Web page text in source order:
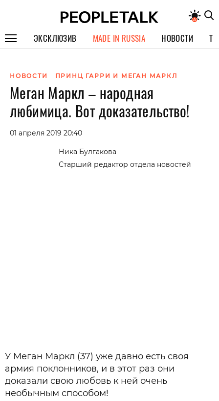
ЭКСКЛЮЗИВ
СПЕЦПРОЕКТЫ
ИНТЕРВЬЮ
ПОКОЛЕНИЕ
MADE IN RUSSIA НОВОСТИ
НОВОСТИ ПРИНЦ ГАРРИ И МЕГАН МАРКЛ
Меган Маркл – народная
любимица. Вот доказательство!
01 апреля 2019 20:40
Ника Булгакова
Старший редактор отдела новостей
У Меган Маркл (37) уже давно есть своя
армия поклонников, и в этот раз они
доказали свою любовь к ней очень
необычным способом!